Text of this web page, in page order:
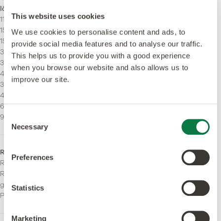
This website uses cookies
We use cookies to personalise content and ads, to
provide social media features and to analyse our traffic.
This helps us to provide you with a good experience
when you browse our website and also allows us to
improve our site.
Consent
Selection
Necessary
Preferences
Statistics
Marketing
längs
114.3 x 914.4 mm
152,4 x 914,4 mm
152.4 x 457.2 mm
304.8 x 304.8 mm
304.8 x 457.2 mm
457.2 x 457.2 mm
304.8 x 609.6 mm
457,2 x 914,4mm
609.6 x 914.4 mm
914,4 x 914,4 mm
verlegt werden.
Rutschhemmstufe
R10. Optimierte
Rutschhemmung über die
gesamte
Produktlebensdauer.